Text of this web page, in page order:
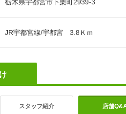
栃木県宇都宮市下栗町2939-3
JR宇都宮線/宇都宮 3.8Ｋｍ
スタッフ紹介 店舗